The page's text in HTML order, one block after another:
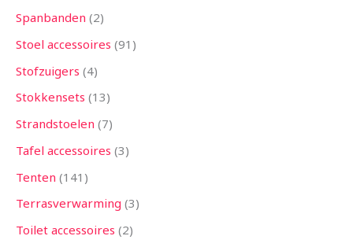
Spanbanden 2
Stoel accessoires 91
Stofzuigers 4
Stokkensets 13
Strandstoelen 7
Tafel accessoires 3
Tenten 141
Terrasverwarming 3
Toilet accessoires 2